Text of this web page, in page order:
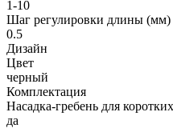
1-10
Шаг регулировки длины (мм)
0.5
Дизайн
Цвет
черный
Комплектация
Насадка-гребень для
да